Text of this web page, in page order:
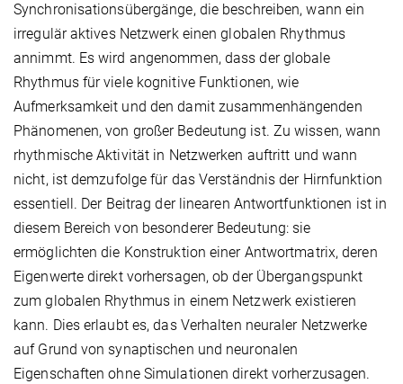
Synchronisationsübergänge, die beschreiben, wann ein
irregulär aktives Netzwerk einen globalen Rhythmus
annimmt. Es wird angenommen, dass der globale
Rhythmus für viele kognitive Funktionen, wie
Aufmerksamkeit und den damit zusammenhängenden
Phänomenen, von großer Bedeutung ist. Zu wissen, wann
rhythmische Aktivität in Netzwerken auftritt und wann
nicht, ist demzufolge für das Verständnis der Hirnfunktion
essentiell. Der Beitrag der linearen Antwortfunktionen ist in
diesem Bereich von besonderer Bedeutung: sie
ermöglichten die Konstruktion einer Antwortmatrix, deren
Eigenwerte direkt vorhersagen, ob der Übergangspunkt
zum globalen Rhythmus in einem Netzwerk existieren
kann. Dies erlaubt es, das Verhalten neuraler Netzwerke
auf Grund von synaptischen und neuronalen
Eigenschaften ohne Simulationen direkt vorherzusagen.